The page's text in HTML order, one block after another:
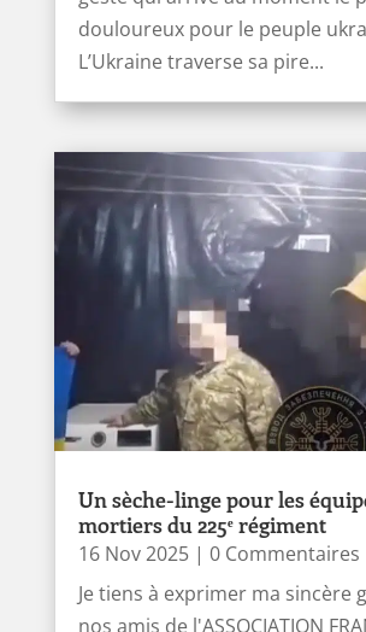
douloureux pour le peuple
L’Ukraine traverse sa pire...
Un sèche-linge pour les
mortiers du 225ᵉ régiment
16 Nov 2025| 0 Commentaires
Je tiens à exprimer ma sincère
nos amis de l'ASSOCIATION